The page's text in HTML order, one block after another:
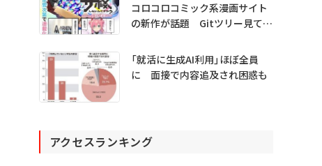
コロコロコミック系漫画サイト
の新作が話題 Gitツリー見てガ
「就活に生成AI利用」ほぼ全員
に 面接で内容追及され困惑も
アクセスランキング